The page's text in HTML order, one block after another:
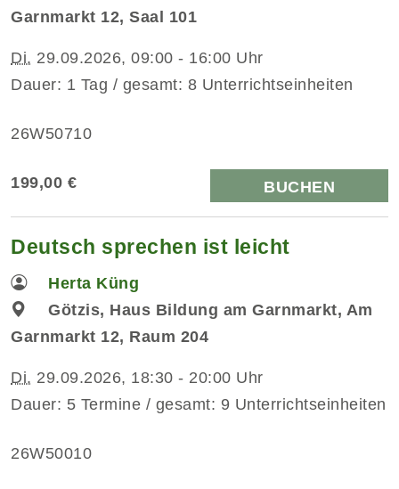
Garnmarkt 12, Saal 101
Di. 29.09.2026, 09:00 - 16:00 Uhr
Dauer: 1 Tag / gesamt: 8 Unterrichtseinheiten
26W50710
199,00 € BUCHEN
Deutsch sprechen ist leicht
Herta Küng
Götzis, Haus Bildung am Garnmarkt, Am
Garnmarkt 12, Raum 204
Di. 29.09.2026, 18:30 - 20:00 Uhr
Dauer: 5 Termine / gesamt: 9 Unterrichtseinheiten
26W50010